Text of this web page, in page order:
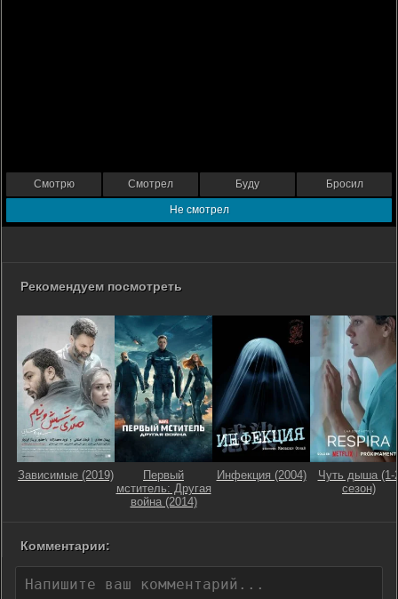
Смотрю Смотрел Буду Бросил
Не смотрел
Рекомендуем посмотреть
Зависимые (2019)
Первый
мститель: Другая
война (2014)
Инфекция (2004)
Чуть дыша (1-
сезон)
Комментарии: